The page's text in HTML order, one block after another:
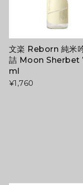
文楽 Reborn 純米
詰 Moon Sherbet
ml
¥1,760